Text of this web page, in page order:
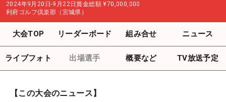
2024年9月20日-9月22日賞金総額 ¥70,000,000
利府ゴルフ倶楽部（宮城県）
大会TOP リーダーボード 組み合せ ニュース
ライブフォト 出場選手 概要など TV放送予定
【この大会のニュース】